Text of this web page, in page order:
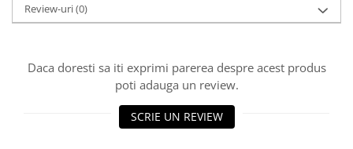
Review-uri(0)
Daca doresti sa iti exprimi parerea despre acest produs
poti adauga un review.
SCRIE UN REVIEW